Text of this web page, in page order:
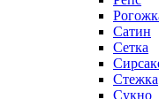
Сатин
Сетка
Стежка
Сукно